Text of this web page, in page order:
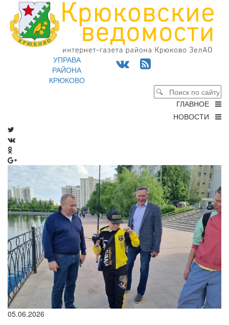
УПРАВА
РАЙОНА
КРЮКОВО
ГЛАВНОЕ
НОВОСТИ
05.06.2026